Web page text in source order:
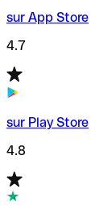
sur App Store
4.7
sur Play Store
4.8